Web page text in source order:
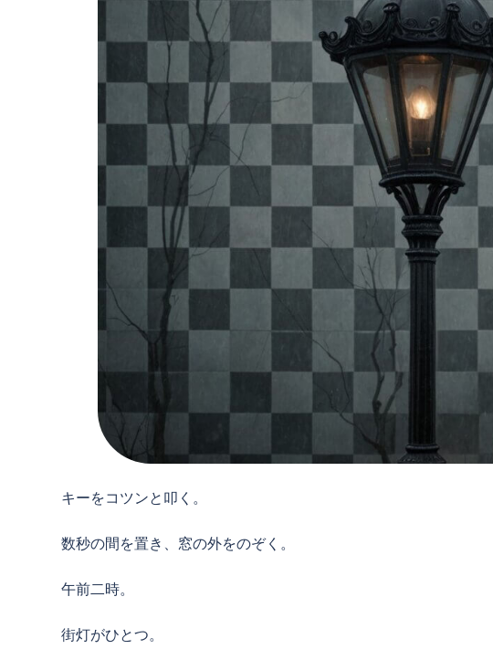
キーをコツンと叩く。
数秒の間を置き、窓の外をのぞく。
午前二時。
街灯がひとつ。